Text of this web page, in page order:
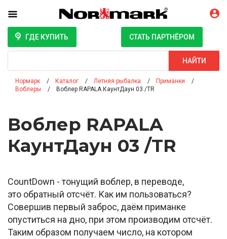
ГДЕ КУПИТЬ СТАТЬ ПАРТНЁРОМ
НАЙТИ
Нормарк Каталог Летняя рыбалка
Приманки
Воблеры
Воблер RAPALA КаунтДаун 03 /TR
Воблер RAPALA
КаунтДаун 03 /TR
CountDown - тонущий воблер, в переводе,
это обратный отсчёт. Как им пользоваться?
Совершив первый заброс, даём приманке
опуститься на дно, при этом производим отсчёт.
Таким образом получаем число, на котором